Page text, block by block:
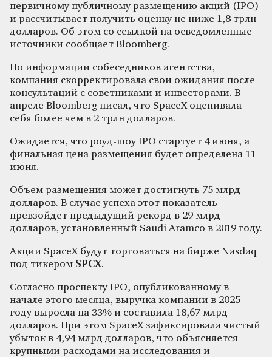
первичному публичному размещению акций (IPO)
и рассчитывает получить оценку не ниже 1,8 трлн
долларов. Об этом со ссылкой на осведомленные
источники сообщает Bloomberg.
По информации собеседников агентства,
компания скорректировала свои ожидания после
консультаций с советниками и инвесторами. В
апреле Bloomberg писал, что SpaceX оценивала
себя более чем в 2 трлн долларов.
Ожидается, что роуд-шоу IPO стартует 4 июня, а
финальная цена размещения будет определена 11
июня.
Объем размещения может достигнуть 75 млрд
долларов. В случае успеха этот показатель
превзойдет предыдущий рекорд в 29 млрд
долларов, установленный Saudi Aramco в 2019 году.
Акции SpaceX будут торговаться на бирже Nasdaq
под тикером SPCX.
Согласно проспекту IPO, опубликованному в
начале этого месяца, выручка компании в 2025
году выросла на 33% и составила 18,67 млрд
долларов. При этом SpaceX зафиксировала чистый
убыток в 4,94 млрд долларов, что объясняется
крупными расходами на исследования и